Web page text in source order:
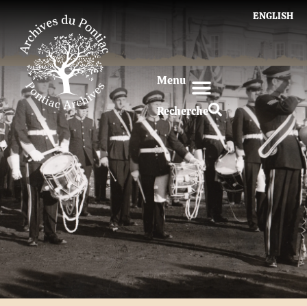
ENGLISH
Menu
Recherche